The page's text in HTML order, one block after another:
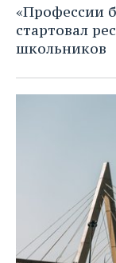
«Профессии
стартовал
школьников